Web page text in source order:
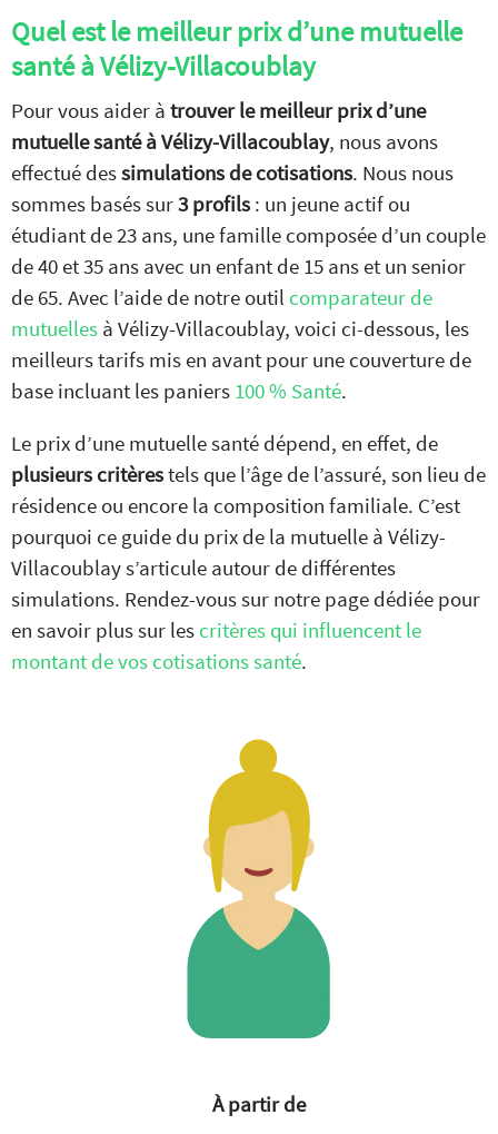
Quel est le meilleur prix d’une mutuelle
santé à Vélizy-Villacoublay
Pour vous aider à trouver le meilleur prix d’une
mutuelle santé à Vélizy-Villacoublay, nous avons
effectué dessimulations de cotisations. Nous nous
sommes basés sur3 profils : un jeune actif ou
étudiant de 23 ans, une famille composée d’un couple
de 40 et 35 ans avec un enfant de 15 ans et un senior
de 65. Avec l’aide de notre outil comparateur de
mutuelles à Vélizy-Villacoublay, voici ci-dessous, les
meilleurs tarifs mis en avant pour une couverture de
base incluant les paniers 100 % Santé.
Le prix d’une mutuelle santé dépend, en effet, de
plusieurs critèrestels que l’âge de l’assuré, son lieu de
résidence ou encore la composition familiale. C’est
pourquoi ce guide du prix de la mutuelle à Vélizy-
Villacoublay s’articule autour de différentes
simulations. Rendez-vous sur notre page dédiée pour
en savoir plus sur les critères qui influencent le
montant de vos cotisations santé.
À partir de